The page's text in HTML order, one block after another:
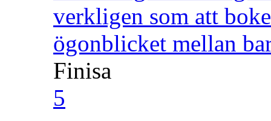
verkligen som att
ögonblicket mellan
Finisa
5